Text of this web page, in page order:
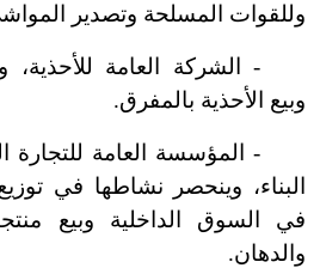
وللقوات المسلحة وتصدير
-الشركة العامة
وبيع الأحذية بالمفرق.
-المؤسسة العامة للتجارة
البناء، وينحصر نشاطها في
في السوق الداخلية وبيع
والدهان.